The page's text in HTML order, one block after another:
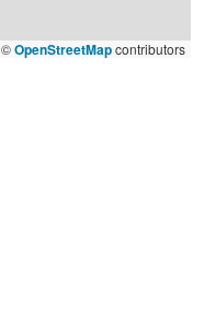
©OpenStreetMapcontributors